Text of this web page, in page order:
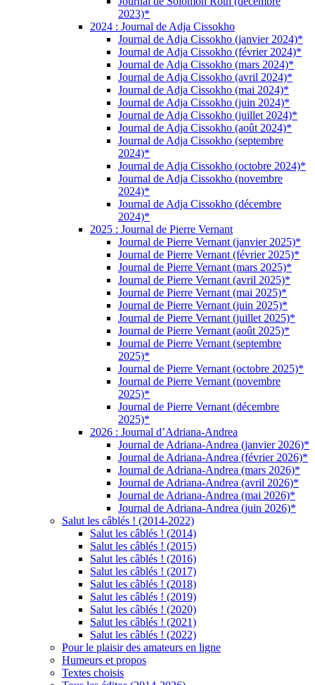
2023)*
2024 : Journal de Adja Cissokho
Journal de Adja Cissokho (janvier 2024)*
Journal de Adja Cissokho (février 2024)*
Journal de Adja Cissokho (mars 2024)*
Journal de Adja Cissokho (avril 2024)*
Journal de Adja Cissokho (mai 2024)*
Journal de Adja Cissokho (juin 2024)*
Journal de Adja Cissokho (juillet 2024)*
Journal de Adja Cissokho (août 2024)*
Journal de Adja Cissokho (septembre
2024)*
Journal de Adja Cissokho (octobre 2024)*
Journal de Adja Cissokho (novembre
2024)*
Journal de Adja Cissokho (décembre
2024)*
2025 : Journal de Pierre Vernant
Journal de Pierre Vernant (janvier 2025)*
Journal de Pierre Vernant (février 2025)*
Journal de Pierre Vernant (mars 2025)*
Journal de Pierre Vernant (avril 2025)*
Journal de Pierre Vernant (mai 2025)*
Journal de Pierre Vernant (juin 2025)*
Journal de Pierre Vernant (juillet 2025)*
Journal de Pierre Vernant (août 2025)*
Journal de Pierre Vernant (septembre
2025)*
Journal de Pierre Vernant (octobre 2025)*
Journal de Pierre Vernant (novembre
2025)*
Journal de Pierre Vernant (décembre
2025)*
2026 : Journal d’Adriana-Andrea
Journal de Adriana-Andrea (janvier 2026)*
Journal de Adriana-Andrea (février 2026)*
Journal de Adriana-Andrea (mars 2026)*
Journal de Adriana-Andrea (avril 2026)*
Journal de Adriana-Andrea (mai 2026)*
Journal de Adriana-Andrea (juin 2026)*
Salut les câblés ! (2014-2022)
Salut les câblés ! (2014)
Salut les câblés ! (2015)
Salut les câblés ! (2016)
Salut les câblés ! (2017)
Salut les câblés ! (2018)
Salut les câblés ! (2019)
Salut les câblés ! (2020)
Salut les câblés ! (2021)
Salut les câblés ! (2022)
Pour le plaisir des amateurs en ligne
Humeurs et propos
Textes choisis